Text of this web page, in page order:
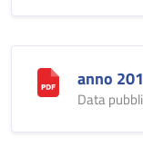
anno
Data